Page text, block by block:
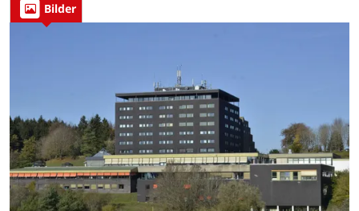
Bilder